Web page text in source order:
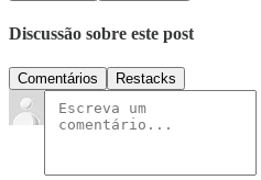
Discussão sobre este post
Comentários Restacks